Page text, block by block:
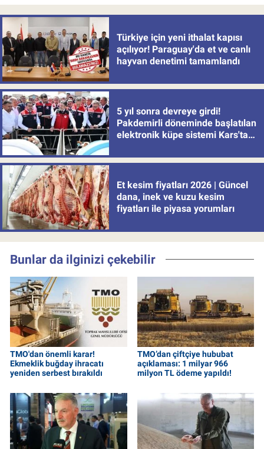
Türkiye için yeni ithalat kapısı
açılıyor! Paraguay'da et ve canlı
hayvan denetimi tamamlandı
5 yıl sonra devreye girdi!
Pakdemirli döneminde başlatılan
elektronik küpe sistemi Kars'tan
Et kesim fiyatları 2026 | Güncel
dana, inek ve kuzu kesim
fiyatları ile piyasa yorumları
Bunlar da ilginizi çekebilir
TMO'dan önemli karar!
Ekmeklik buğday ihracatı
yeniden serbest bırakıldı
TMO’dan çiftçiye hububat
açıklaması: 1 milyar 966
milyon TL ödeme yapıldı!